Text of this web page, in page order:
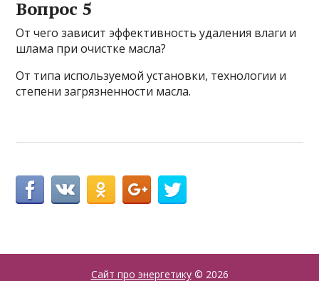
Вопрос 5
От чего зависит эффективность удаления влаги и
шлама при очистке масла?
От типа используемой установки, технологии и
степени загрязненности масла.
Сайт про энергетику© 2026